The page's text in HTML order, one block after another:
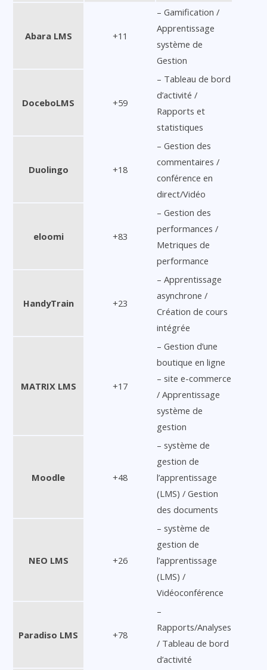
Abara LMS +11
– Gamification /
Apprentissage
système de
Gestion
DoceboLMS +59
– Tableau de bord
d’activité /
Rapports et
statistiques
Duolingo +18
– Gestion des
commentaires /
conférence en
direct/Vidéo
eloomi +83
– Gestion des
performances /
Metriques de
performance
HandyTrain +23
– Apprentissage
asynchrone /
Création de cours
intégrée
MATRIX LMS +17
– Gestion d’une
boutique en ligne
– site e-commerce
/ Apprentissage
système de
gestion
Moodle +48
– système de
gestion de
l’apprentissage
(LMS) / Gestion
des documents
NEO LMS +26
– système de
gestion de
l’apprentissage
(LMS) /
Vidéoconférence
Paradiso LMS +78
–
Rapports/Analyses
/ Tableau de bord
d’activité